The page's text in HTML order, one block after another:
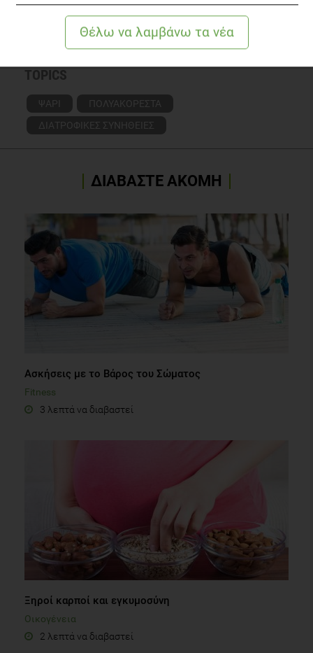
Δείτε το διαιτολογικό γραφείο
TOPICS
ΨΑΡΙ
ΠΟΛΥΑΚΟΡΕΣΤΑ
ΔΙΑΤΡΟΦΙΚΕΣ ΣΥΝΗΘΕΙΕΣ
ΔΙΑΒΑΣΤΕ ΑΚΟΜΗ
Ασκήσεις με το Βάρος του Σώματος
Fitness
3 λεπτά να διαβαστεί
Ξηροί καρποί και εγκυμοσύνη
Οικογένεια
2 λεπτά να διαβαστεί